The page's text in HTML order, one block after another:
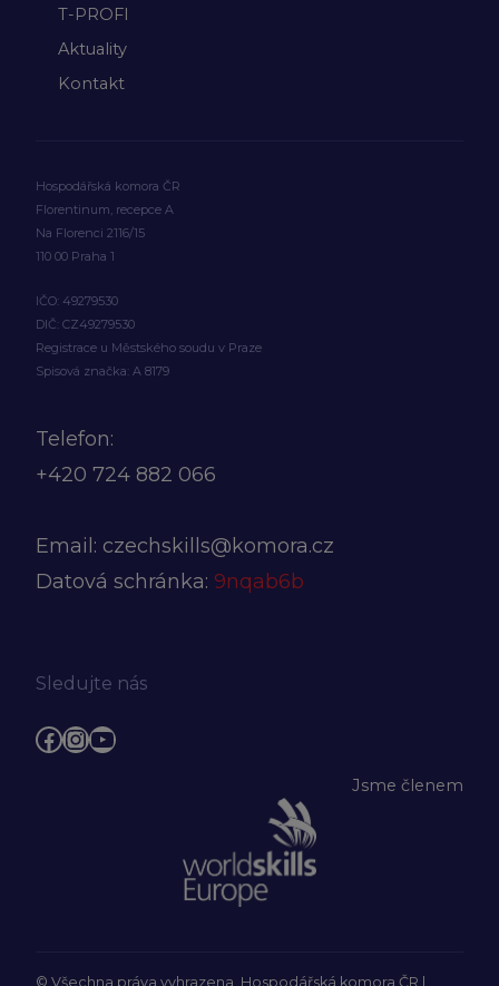
T-PROFI
Aktuality
Kontakt
Hospodářská komora ČR
Florentinum, recepce A
Na Florenci 2116/15
110 00 Praha 1
IČO: 49279530
DIČ: CZ49279530
Registrace u Městského soudu v Praze
Spisová značka: A 8179
Telefon:
+420 724 882 066
Email: czechskills@komora.cz
Datová schránka: 9nqab6b
Sledujte nás
Facebook
Instagram
YouTube
Jsme členem
© Všechna práva vyhrazena, Hospodářská komora ČR |